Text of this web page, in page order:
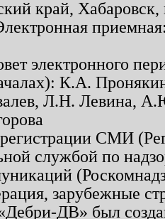
край,
электронного
К.А.
Л.Н. Левина,
регистрации СМИ
службой по
зарубежные
ДВ» был